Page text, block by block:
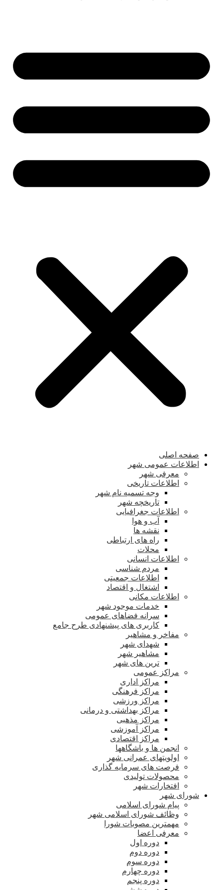
صفحه اصلی
اطلاعات عمومی شهر
معرفی شهر
اطلاعات تاریخی
وجه تسمیه نام شهر
تاریخچه شهر
اطلاعات جغرافیایی
آب و هوا
نقشه ها
راه های ارتباطی
محلات
اطلاعات انسانی
مردم شناسی
اطلاعات جمعیتی
اشتغال و اقتصاد
اطلاعات مکانی
خدمات موجود شهر
سرانه فضاهای عمومی
کاربری های پیشنهادی طرح جامع
مفاخر و مشاهیر
شهدای شهر
مشاهیر شهر
ترین های شهر
مراکز عمومی
مراکز اداری
مراکز فرهنگی
مراکز ورزشی
مراکز بهداشتی و درمانی
مراکز مذهبی
مراکز آموزشی
مراکز اقتصادی
انجمن ها و باشگاهها
اولویتهای عمرانی شهر
فرصت های سرمایه گذاری
محصولات تولیدی
افتخارات شهر
شورای شهر
پیام شورای اسلامی
وظائف شورای اسلامی شهر
مهمترین مصوبات شورا
معرفی اعضا
دوره اول
دوره دوم
دوره سوم
دوره چهارم
دوره پنجم